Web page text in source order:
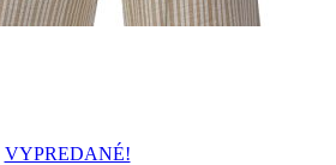
VYPREDANÉ!